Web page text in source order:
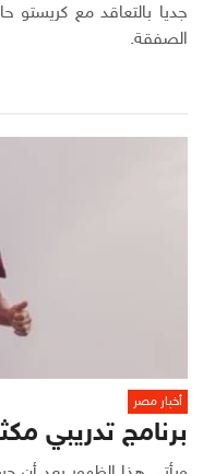
جديا بالتعاقد مع كريستو
الصفقة.
أخبار مصر
برنامج تدريبي